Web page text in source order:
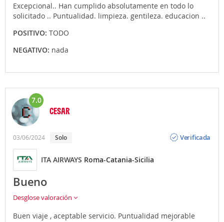
Excepcional.. Han cumplido absolutamente en todo lo
solicitado .. Puntualidad. limpieza. gentileza. educacion ..
POSITIVO: TODO
NEGATIVO: nada
7.0
CESAR
03/06/2024 Solo
Verificada
ITA AIRWAYS Roma-Catania-Sicilia
Bueno
Desglose valoración
Buen viaje , aceptable servicio. Puntualidad mejorable